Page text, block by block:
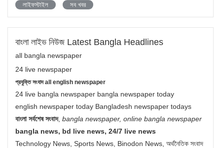
লাইফস্টাইল
সব খবর
বাংলা লাইভ নিউজ Latest Bangla Headlines
all bangla newspaper
24 live newspaper
প্রযুক্তি সংবাদ all english newspaper
24 live bangla newspaper bangla newspaper today
english newspaper today Bangladesh newspaper todays
বাংলা সর্বশেষ সংবাদ, bangla newspaper, online bangla newspaper
bangla news, bd live news, 24/7 live news
Technology News, Sports News, Binodon News, অর্থনৈতিক সংবাদ